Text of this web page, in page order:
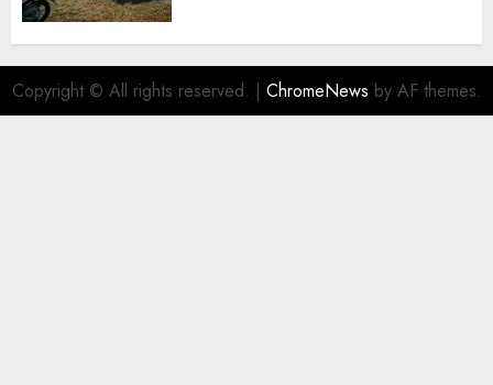
Copyright © All rights reserved. | ChromeNews by AF themes.